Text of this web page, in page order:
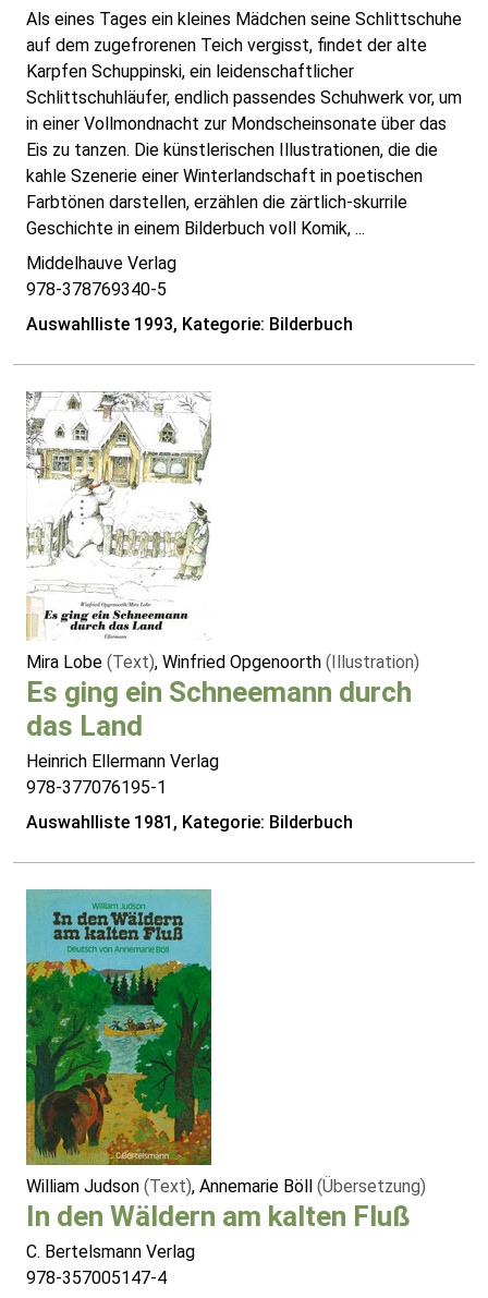
Als eines Tages ein kleines Mädchen seine Schlittschuhe
auf dem zugefrorenen Teich vergisst, findet der alte
Karpfen Schuppinski, ein leidenschaftlicher
Schlittschuhläufer, endlich passendes Schuhwerk vor, um
in einer Vollmondnacht zur Mondscheinsonate über das
Eis zu tanzen. Die künstlerischen Illustrationen, die die
kahle Szenerie einer Winterlandschaft in poetischen
Farbtönen darstellen, erzählen die zärtlich-skurrile
Geschichte in einem Bilderbuch voll Komik, ...
Middelhauve Verlag
978-378769340-5
Auswahlliste 1993, Kategorie: Bilderbuch
Mira Lobe (Text), Winfried Opgenoorth (Illustration)
Es ging ein Schneemann durch
das Land
Heinrich Ellermann Verlag
978-377076195-1
Auswahlliste 1981, Kategorie: Bilderbuch
William Judson (Text), Annemarie Böll (Übersetzung)
In den Wäldern am kalten Fluß
C. Bertelsmann Verlag
978-357005147-4